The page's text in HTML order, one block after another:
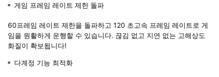
게임 프레임 레이트 제한 돌파
60프레임 레이트 제한을 돌파하고 120 초고속 프레임 레이트로 게
임을 원활하게 운행할 수 있습니다. 끊김 없고 지연 없는 고해상도
화질이 확보됩니다!
다계정 기능 최적화